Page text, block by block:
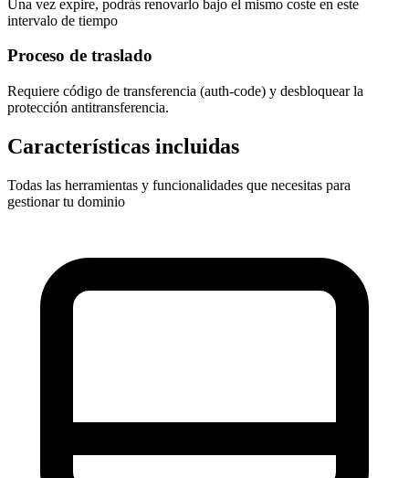
Una vez expire, podrás renovarlo bajo el mismo coste en este
intervalo de tiempo
Proceso de traslado
Requiere código de transferencia (auth-code) y desbloquear la
protección antitransferencia.
Características incluidas
Todas las herramientas y funcionalidades que necesitas para
gestionar tu dominio